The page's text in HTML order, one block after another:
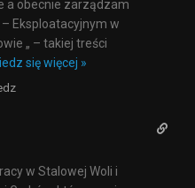
a obecnie zarządzam
Eksploatacyjnym w
„ – takiej treści
się więcej »
w Stalowej Woli i